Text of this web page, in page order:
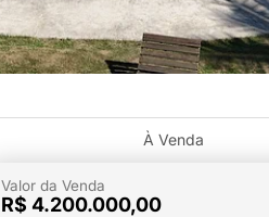
À Venda
Valor da Venda
R$ 4.200.000,00